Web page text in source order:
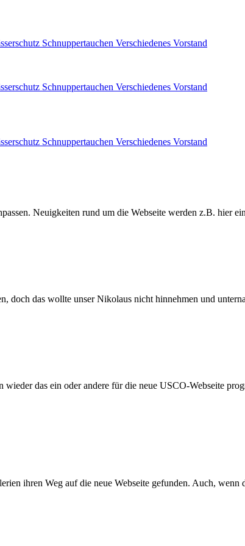
Schnuppertauchen Verschiedenes Vorstand
Schnuppertauchen Verschiedenes Vorstand
Schnuppertauchen Verschiedenes Vorstand
Neuigkeiten rund um die Webseite werden z.B. hier
doch das wollte unser Nikolaus nicht hinnehmen und
das ein oder andere für die neue USCO-Webseite
ihren Weg auf die neue Webseite gefunden. Auch,